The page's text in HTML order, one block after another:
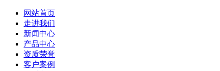
网站首页
走进我们
新闻中心
产品中心
资质荣誉
客户案例